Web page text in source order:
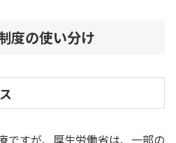
度の使い分け
ですが、厚生労働省は、一部の